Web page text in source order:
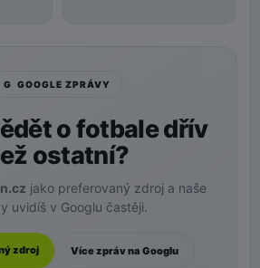
G GOOGLE ZPRÁVY
o fotbale dřív
ostatní?
jako preferovaný zdroj a naše
uvidíš v Googlu častěji.
zdroj Více zpráv na Googlu